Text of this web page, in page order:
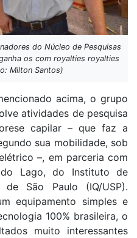
do Núcleo de Pesquisas
os com royalties royalties
Milton Santos)
acima, o grupo
atividades de pesquisa
capilar – que faz a
sua mobilidade, sob
–, em parceria com
Lago, do Instituto de
de São Paulo (IQ/USP).
equipamento simples e
100% brasileira, o
muito interessantes